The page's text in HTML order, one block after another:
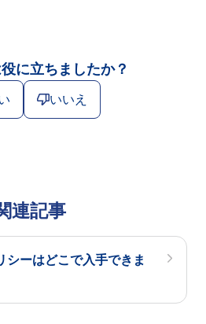
に立ちましたか？
いいえ
連記事
シーはどこで入手できま